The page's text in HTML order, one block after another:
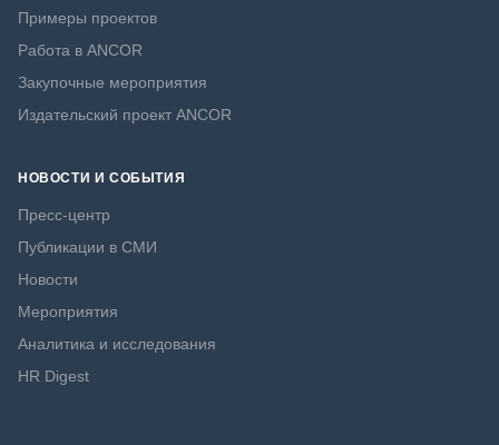
Примеры проектов
Работа в ANCOR
Закупочные мероприятия
Издательский проект ANCOR
НОВОСТИ И СОБЫТИЯ
Пресс-центр
Публикации в СМИ
Новости
Мероприятия
Аналитика и исследования
HR Digest